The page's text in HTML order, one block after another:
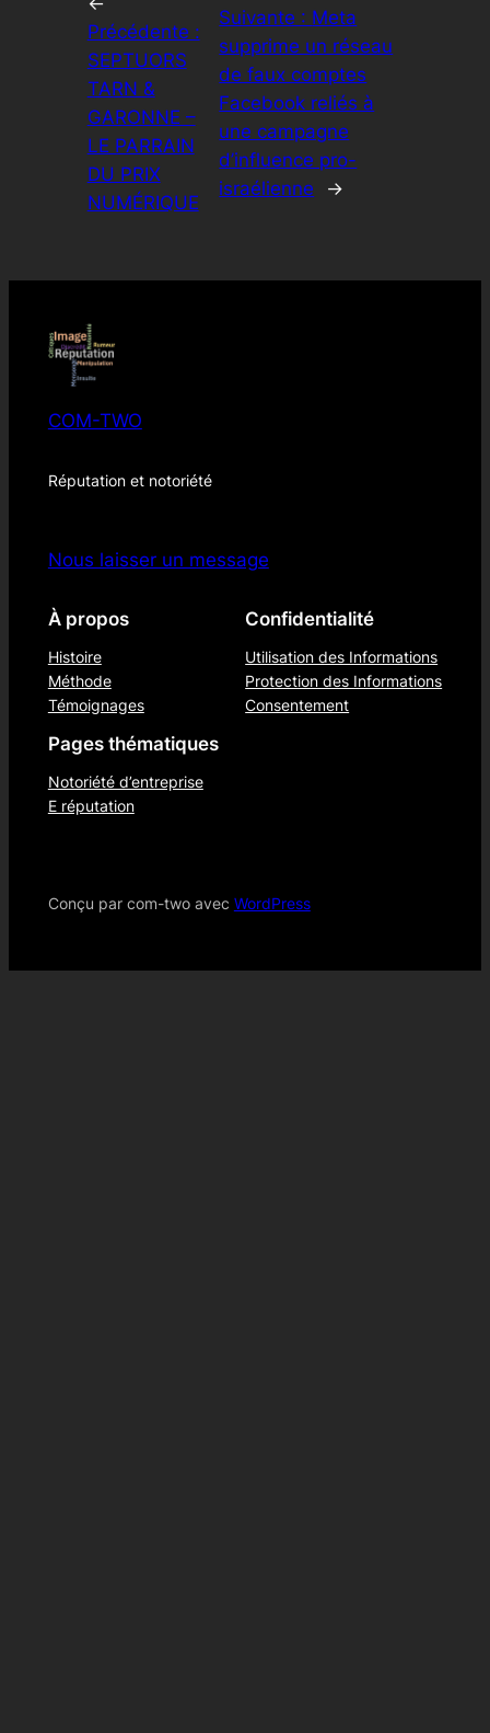
Précédente :
SEPTUORS
TARN &
GARONNE –
LE PARRAIN
DU PRIX
NUMÉRIQUE
Suivante : Meta
supprime un réseau
de faux comptes
Facebook reliés à
une campagne
d’influence pro-
israélienne
→
COM-TWO
Réputation et notoriété
Nous laisser un message
À propos
Histoire
Méthode
Témoignages
Confidentialité
Utilisation des Informations
Protection des Informations
Consentement
Pages thématiques
Notoriété d’entreprise
E réputation
Conçu par com-two avec WordPress